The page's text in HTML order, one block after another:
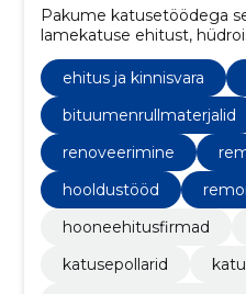
Pakume katusetöödega
lamekatuse ehitust,
ja hooldust ning
ehitus ja kinnisvara
bituumenrullmaterjalid
renoveerimine
hooldustööd
hooneehitusfirmad
katusepollarid